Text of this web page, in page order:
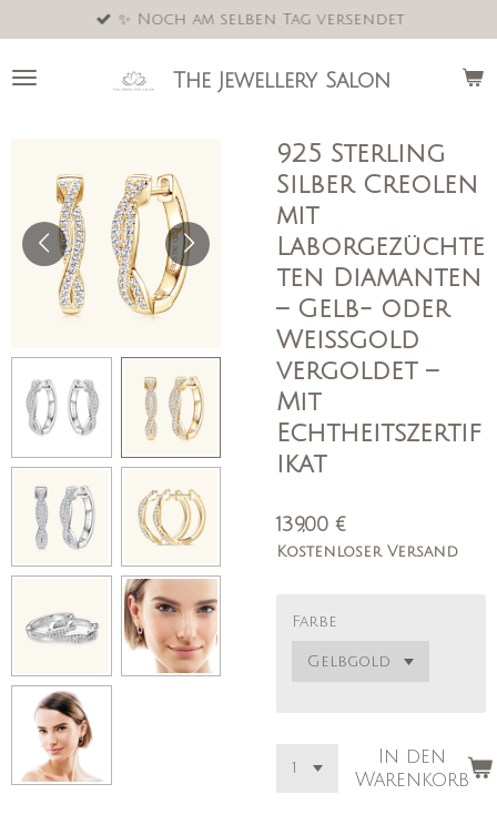
Hauptinhalt
springen
The Jewellery Salon
✨ Noch am selben Tag versendet
925 Sterling
Silber Creolen
mit
Laborgezüchte
ten Diamanten
– Gelb- oder
Weißgold
vergoldet –
Mit
Echtheitszertif
ikat
139,00 €
Kostenloser Versand
Farbe
In den
Warenkorb